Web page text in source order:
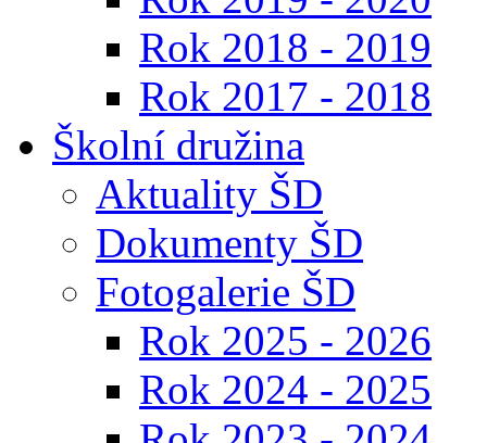
Rok 2018 - 2019
Rok 2017 - 2018
Školní družina
Aktuality ŠD
Dokumenty ŠD
Fotogalerie ŠD
Rok 2025 - 2026
Rok 2024 - 2025